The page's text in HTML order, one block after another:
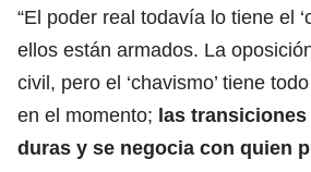
“El poder real todavía lo tiene el
ellos están armados. La
civil, pero el ‘chavismo’ tiene
en el momento; las
duras y se negocia con quien